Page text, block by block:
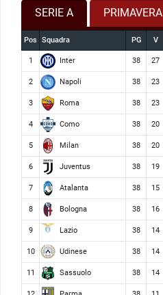
SERIE A PRIMAVERA
Pos Squadra PG V
1 Inter 38 27
2 Napoli 38 23
3 Roma 38 23
4 Como 38 20
5 Milan 38 20
6 Juventus 38 19
7 Atalanta 38 15
8 Bologna 38 16
9 Lazio 38 14
10 Udinese 38 14
11 Sassuolo 38 14